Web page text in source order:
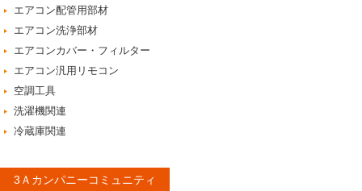
エアコン配管用部材
エアコン洗浄部材
エアコンカバー・フィルター
エアコン汎用リモコン
空調工具
洗濯機関連
冷蔵庫関連
3Ａカンパニーコミュニティ